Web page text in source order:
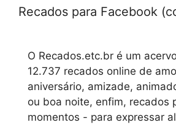
Recados para Facebook
O Recados.etc.br é um
12.737 recados online de
aniversário, amizade,
ou boa noite, enfim, recados
momentos - para expressar